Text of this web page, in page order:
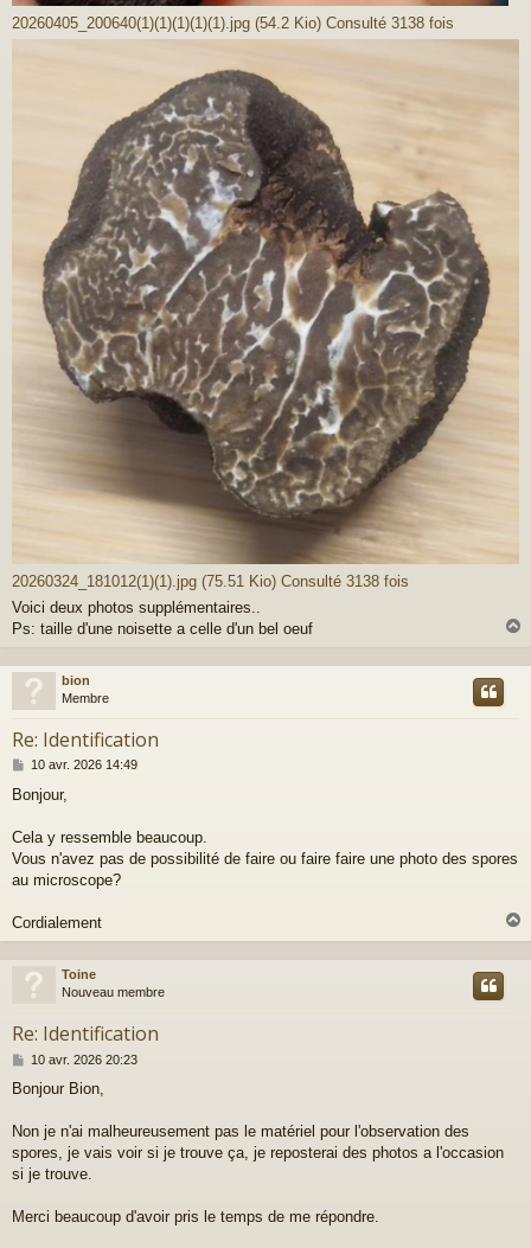
20260405_200640(1)(1)(1)(1)(1).jpg (54.2 Kio) Consulté 3138 fois
20260324_181012(1)(1).jpg (75.51 Kio) Consulté 3138 fois
Voici deux photos supplémentaires..
Ps: taille d'une noisette a celle d'un bel oeuf
u
bion
Membre
Re: Identification
M
s
a
g
10 avr. 2026 14:49
Bonjour,
Cela y ressemble beaucoup.
Vous n'avez pas de possibilité de faire ou faire faire une photo des spores
au microscope?
Cordialement
a
Toine
Nouveau membre
Re: Identification
M
s
a
g
e
10 avr. 2026 20:23
Bonjour Bion,
Non je n'ai malheureusement pas le matériel pour l'observation des
spores, je vais voir si je trouve ça, je reposterai des photos a l'occasion
si je trouve.
Merci beaucoup d'avoir pris le temps de me répondre.